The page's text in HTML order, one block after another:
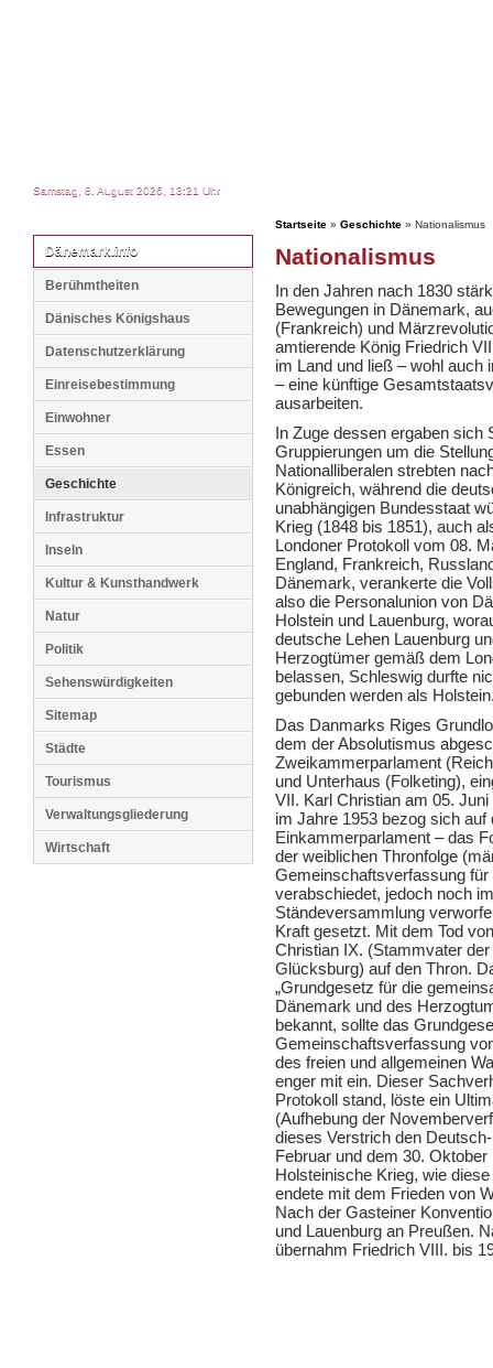
Samstag, 8. August 2026, 13:21 Uhr
Dänemark.info
Berühmtheiten
Dänisches Königshaus
Datenschutzerklärung
Einreisebestimmung
Einwohner
Essen
Geschichte
Infrastruktur
Inseln
Kultur & Kunsthandwerk
Natur
Politik
Sehenswürdigkeiten
Sitemap
Städte
Tourismus
Verwaltungsgliederung
Wirtschaft
Startseite » Geschichte » Nationalismus
Nationalismus
In den Jahren nach 1830
Bewegungen in Dänemark,
(Frankreich) und
amtierende König Friedrich
im Land und ließ – wohl auch
– eine künftige
ausarbeiten.
In Zuge dessen ergaben sich
Gruppierungen um die
Nationalliberalen strebten
Königreich, während die
unabhängigen Bundesstaat
Krieg (1848 bis 1851), auch
Londoner Protokoll vom 08.
England, Frankreich,
Dänemark, verankerte die
also die Personalunion von
Holstein und Lauenburg,
deutsche Lehen Lauenburg
Herzogtümer gemäß dem
belassen, Schleswig durfte
gebunden werden als
Das Danmarks Riges
dem der Absolutismus
Zweikammerparlament
und Unterhaus (Folketing),
VII. Karl Christian am 05.
im Jahre 1953 bezog sich
Einkammerparlament – das
der weiblichen Thronfolge
Gemeinschaftsverfassung
verabschiedet, jedoch noch
Ständeversammlung
Kraft gesetzt. Mit dem Tod
Christian IX. (Stammvater
Glücksburg) auf den Thron.
„Grundgesetz für die
Dänemark und des
bekannt, sollte das
Gemeinschaftsverfassung
des freien und allgemeinen
enger mit ein. Dieser
Protokoll stand, löste ein
(Aufhebung der
dieses Verstrich den
Februar und dem 30.
Holsteinische Krieg, wie
endete mit dem Frieden von
Nach der Gasteiner
und Lauenburg an Preußen.
übernahm Friedrich VIII. bis